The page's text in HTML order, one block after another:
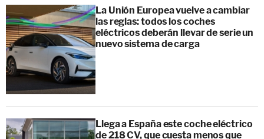
La Unión Europea vuelve a cambiar
las reglas: todos los coches
eléctricos deberán llevar de serie un
nuevo sistema de carga
Llega a España este coche eléctrico
de 218 CV, que cuesta menos que